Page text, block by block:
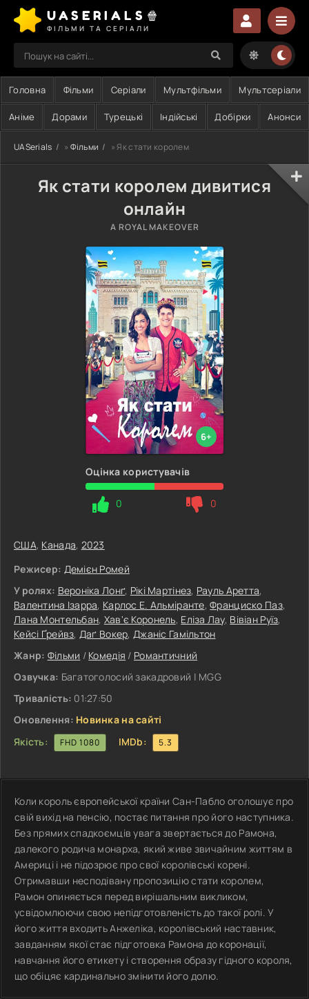
UASERIALS🍿
ФІЛЬМИ ТА СЕРІАЛИ
Головна Фільми Серіали Мультфільми Мультсеріали
Аніме Дорами Турецькі Індійські Добірки Анонси
UASerials » Фільми » Як стати королем
Як стати королем дивитися
онлайн
A ROYAL MAKEOVER
6+
Оцінка користувачів
0 0
США, Канада, 2023
Режисер: Демієн Ромей
У ролях: Вероніка Лонґ, Рікі Мартінез, Рауль Аретта,
Валентина Ізарра, Карлос Е. Альміранте,Франциско Паз,
Лана Монтельбан, Хав'є Коронель, Еліза Лау, Вівіан Руїз,
Кейсі Ґрейвз, Даґ Вокер,Джаніс Гамільтон
Жанр: Фільми / Комедія / Романтичний
Озвучка: Багатоголосий закадровий | MGG
Тривалість: 01:27:50
Оновлення: Новинка на сайті
Якість:
FHD 1080 IMDb: 5.3
Коли король європейської країни Сан-Пабло оголошує про
свій вихід на пенсію, постає питання про його наступника.
Без прямих спадкоємців увага звертається до Рамона,
далекого родича монарха, який живе звичайним життям в
Америці і не підозрює про свої королівські корені.
Отримавши несподівану пропозицію стати королем,
Рамон опиняється перед вирішальним викликом,
усвідомлюючи свою непідготовленість до такої ролі. У
його життя входить Анжеліка, королівський наставник,
завданням якої стає підготовка Рамона до коронації,
навчання його етикету і створення образу гідного короля,
що обіцяє кардинально змінити його долю.